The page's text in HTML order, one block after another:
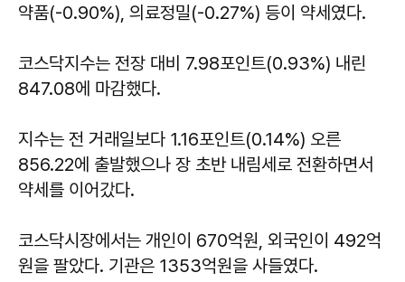
약품(-0.90%), 의료정밀(-0.27%) 등이 약세였다.
코스닥지수는 전장 대비 7.98포인트(0.93%) 내린
847.08에 마감했다.
지수는 전 거래일보다 1.16포인트(0.14%) 오른
856.22에 출발했으나 장 초반 내림세로 전환하면서
약세를 이어갔다.
코스닥시장에서는 개인이 670억원, 외국인이 492억
원을 팔았다. 기관은 1353억원을 사들였다.